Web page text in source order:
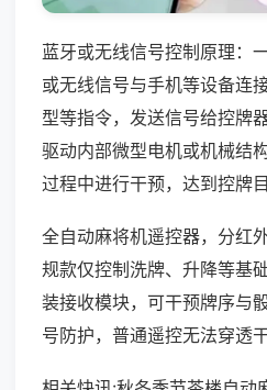
蓝牙或无线信号控制原理：
或无线信号与手机等设备连
型等指令，发送信号给控牌
驱动内部微型电机或机械结
过程中进行干预，达到控牌目
全自动麻将机遥控器，分红
规款仅控制洗牌、升降等基
装接收模块，可干预牌序与
号防护，普通遥控无法穿透干